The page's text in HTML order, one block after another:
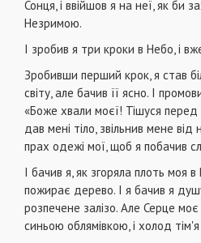
Сонця, і ввійшов я на неї, як би
Незримою.
І зробив я три кроки в Небо, і
Зробивши перший крок, я став
світу, але бачив її ясно. І
«Боже хвали моєї! Тішуся
дав мені тіло, звільнив мене
прах одежі мої, щоб я побачив
І бачив я, як згоряла плоть моя в
пожирає дерево. І я бачив я
розпечене залізо. Але Серце
синьою облямівкою, і холод